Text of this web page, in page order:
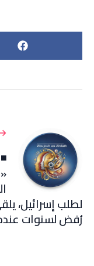
لطلب إسرائيل،
رُفض لسنوات